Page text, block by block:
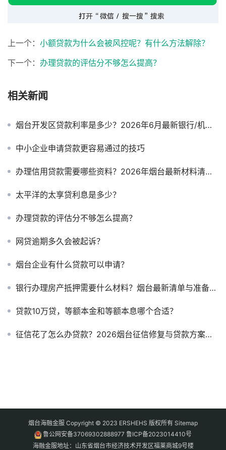
上一个： 小额贷款为什么会被风控呢？有什么方法解除？
下一个： 办理贷款的评估分不够怎么提高？
相关新闻
烟台开发区贷款利率是多少？2026年6月最新银行/机构/抵押贷全对比（附真实案例）
中小企业申请贷款更容易通过的技巧
办理信用贷款需要哪些资料？2026年烟台最新材料清单与准备技巧
太平洋的太享贷利息是多少？
办理贷款的评估分不够怎么提高？
网贷逾期多久会被起诉？
烟台企业有什么贷款可以申请？
银行办理房产抵押需要什么材料？烟台最新清单与准备指南
贷款10万贷，等额本金和等额本息哪个合适？
征信花了怎么办贷款？2026烟台征信修复与贷款方案全攻略
烟台海融金服 Copyright © 2023 ERSHEHS 版权所有 Sitemap
鲁公网安备37069302888977 鲁ICP备2023014410号
海融金服地址：山东省烟台市经济技术开发区福莱商城9号楼